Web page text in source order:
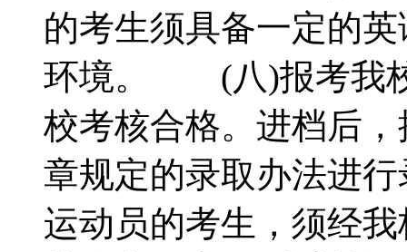
的考生须具备一定的
环境。 (八)报考我校
校考核合格。进档后
章规定的录取办法进
运动员的考生，须经